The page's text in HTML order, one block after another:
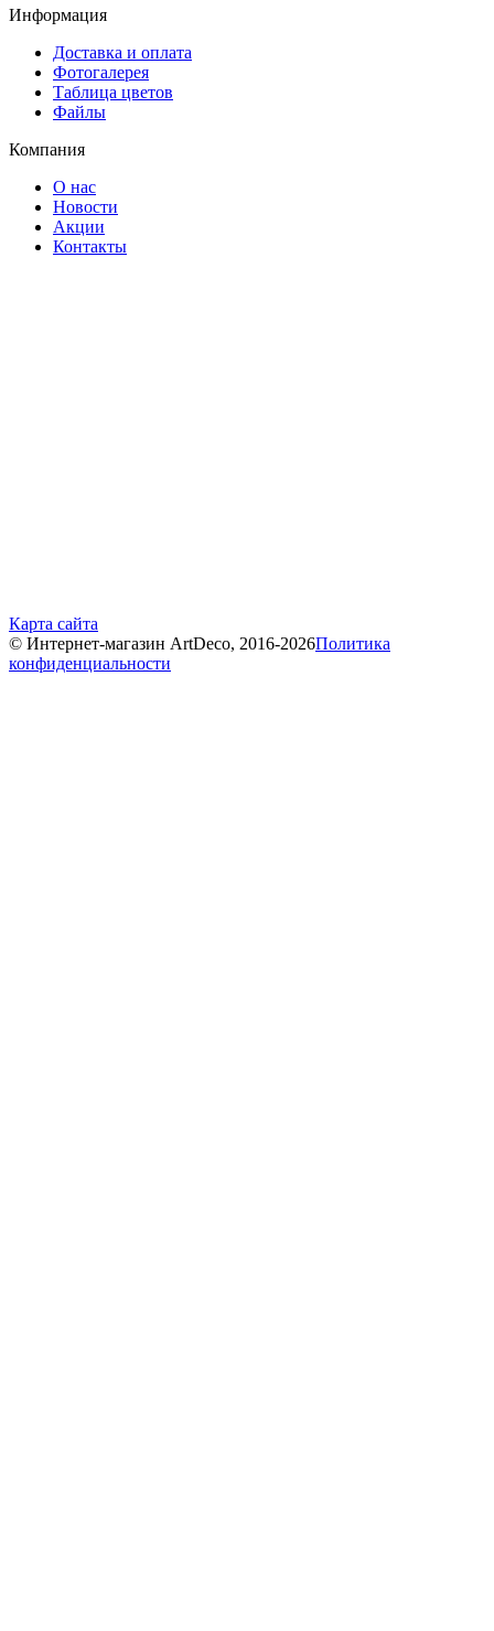
Информация
Доставка и оплата
Фотогалерея
Таблица цветов
Файлы
Компания
О нас
Новости
Акции
Контакты
Карта сайта
© Интернет-магазин ArtDeco, 2016-2026Политика
конфиденциальности